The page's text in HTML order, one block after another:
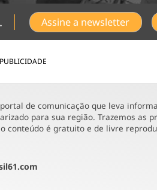
. Assine a newsletter
PUBLICIDADE
de comunicação que leva
para sua região. Trazemos as
conteúdo é gratuito e de livre